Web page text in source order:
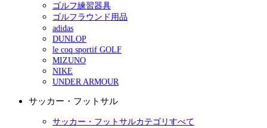
ゴルフ練習器具
ゴルフラウンド用品
adidas
DUNLOP
le coq sportif GOLF
MIZUNO
NIKE
UNDER ARMOUR
サッカー・フットサル
サッカー・フットサルカテゴリすべて